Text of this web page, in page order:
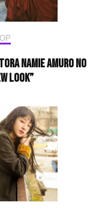
Namie Amuro no
LOOK”